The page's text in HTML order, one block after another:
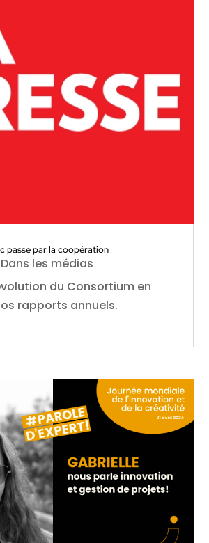
passe par la coopération
Dans les médias
du Consortium en
rapports annuels.